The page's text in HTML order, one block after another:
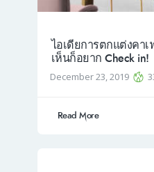
ไอเดียการตกแต่งคา
เห็นก็อยาก Check in!
December 23, 2019
Read More